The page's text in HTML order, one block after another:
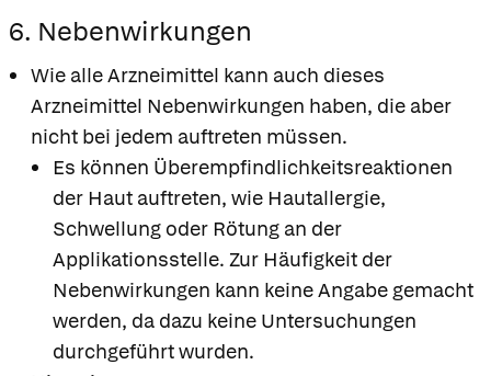
6. Nebenwirkungen
Wie alle Arzneimittel kann auch dieses
Arzneimittel Nebenwirkungen haben, die aber
nicht bei jedem auftreten müssen.
Es können Überempfindlichkeitsreaktionen
der Haut auftreten, wie Hautallergie,
Schwellung oder Rötung an der
Applikationsstelle. Zur Häufigkeit der
Nebenwirkungen kann keine Angabe gemacht
werden, da dazu keine Untersuchungen
durchgeführt wurden.